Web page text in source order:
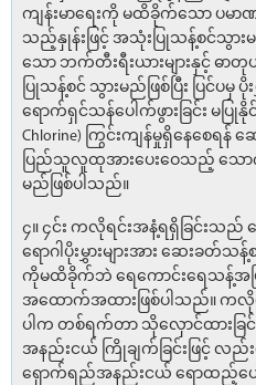
ကျန်းမာရေးကို မထိခိုက်သော ပမာ
သည့်နှုန်းဖြင့် အသုံးပြုသန့်စင်သွား
သော ဘက်တီးရီးယားများနှင့် ဓာတုပ
ပြုသန့်စင် သွားမည်ဖြစ်ပြီး ပြင်ပမှ
ရောက်ရှင်သန်ပေါက်ဖွားခြင်း မပြုနို
Chlorine) ကြွင်းကျန်မှုရှိနေစေရန်
ပြည်သူလူထုအားပေးဝေသည့် သေ
မည်ဖြစ်ပါသည်။
၄။ ၄င်း ကလိုရင်းအနံ့ရရှိခြင်းသည်
ရောဂါပိုးမွှားများအား ဆေးခတ်သန့်စ
ကိုမထိခိုက်ဘဲ ရေကောင်းရေသန့်အဖြ
အထောက်အထားဖြစ်ပါသည်။ က
ပါက တစ်ရက်တာ သိုလှောင်ထားခြင်
အနည်းငယ် ကြိုချက်ခြင်းဖြင့် လ
ရှောက်ရည်အနည်းငယ် ရောထည့်ပေး